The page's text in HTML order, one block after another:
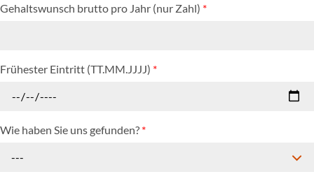
Gehaltswunsch brutto pro Jahr (nur Zahl) *
Frühester Eintritt (TT.MM.JJJJ) *
Wie haben Sie uns gefunden? *
---